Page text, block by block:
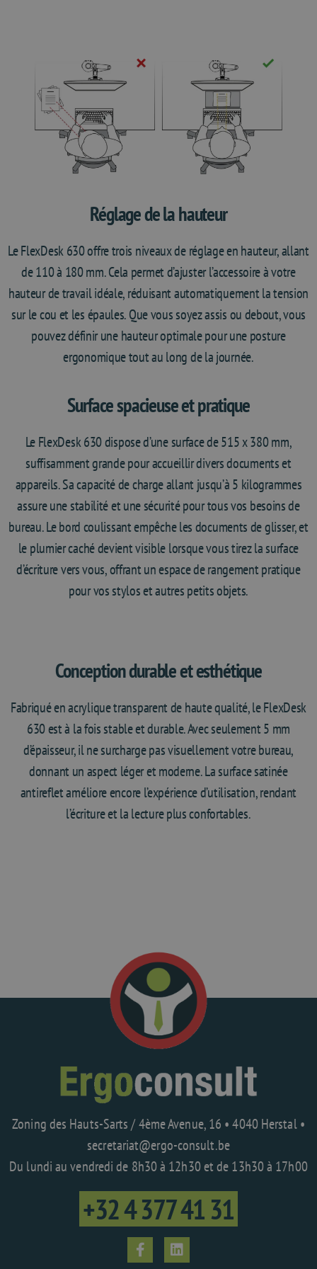
Réglage de la hauteur
Le FlexDesk 630 offre trois niveaux de réglage en hauteur, allant
de 110 à 180 mm. Cela permet d’ajuster l’accessoire à votre
hauteur de travail idéale, réduisant automatiquement la tension
sur le cou et les épaules. Que vous soyez assis ou debout, vous
pouvez définir une hauteur optimale pour une posture
ergonomique tout au long de la journée.
Surface spacieuse et pratique
Le FlexDesk 630 dispose d’une surface de 515 x 380 mm,
suffisamment grande pour accueillir divers documents et
appareils. Sa capacité de charge allant jusqu’à 5 kilogrammes
assure une stabilité et une sécurité pour tous vos besoins de
bureau. Le bord coulissant empêche les documents de glisser, et
le plumier caché devient visible lorsque vous tirez la surface
d’écriture vers vous, offrant un espace de rangement pratique
pour vos stylos et autres petits objets.
Conception durable et esthétique
Fabriqué en acrylique transparent de haute qualité, le FlexDesk
630 est à la fois stable et durable. Avec seulement 5 mm
d’épaisseur, il ne surcharge pas visuellement votre bureau,
donnant un aspect léger et moderne. La surface satinée
antireflet améliore encore l’expérience d’utilisation, rendant
l’écriture et la lecture plus confortables.
Zoning des Hauts-Sarts / 4ème Avenue, 16 • 4040 Herstal •
secretariat@ergo-consult.be
Du lundi au vendredi de 8h30 à 12h30 et de 13h30 à 17h00
+32 4 377 41 31